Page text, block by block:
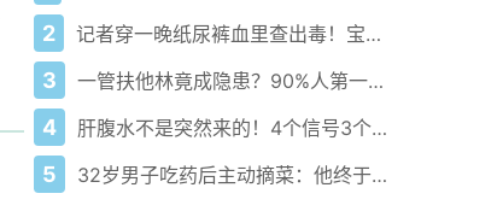
2 记者穿一晚纸尿裤血里查出毒！宝宝血液浓度竟是成人的5倍？
3 一管扶他林竟成隐患？90%人第一步就错了！
4 肝腹水不是突然来的！4个信号3个管理要点别等肚子鼓起来
5 32岁男子吃药后主动摘菜：他终于活过来了？